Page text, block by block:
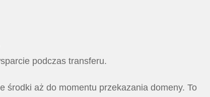
podczas transferu.
środki aż do momentu przekazania domeny. To